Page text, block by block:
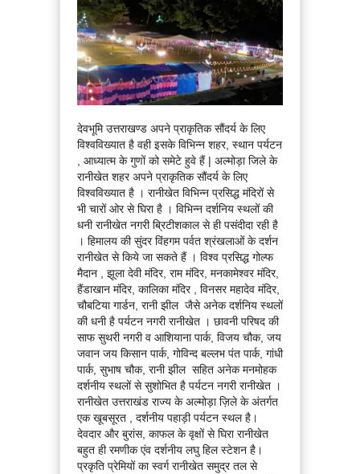
देवभूमि उत्तराखण्ड अपने प्राकृतिक सौंदर्य के लिए
विश्वविख्यात है वही इसके विभिन्न शहर, स्थान पर्यटन
, आध्यात्म के गुणों को समेटे हुवे हैं | अल्मोड़ा जिले के
रानीखेत शहर अपने प्राकृतिक सौंदर्य के लिए
विश्वविख्यात है । रानीखेत विभिन्न प्रसिद्ध मंदिरों से
भी चारों ओर से घिरा है । विभिन्न दर्शनिय स्थलों की
धनी रानीखेत नगरी ब्रिटीशकाल से ही पसंदीदा रही है
। हिमालय की सुंदर विंहगम पर्वत श्रंखलाओं के दर्शन
रानीखेत से किये जा सकते हैं । विश्व प्रसिद्ध गोल्फ
मैदान , झूला देवी मंदिर, राम मंदिर, मनकामेश्वर मंदिर,
हैंडाखान मंदिर, कालिका मंदिर , विनसर महादेव मंदिर,
चौबटिया गार्डन, रानी झील जैसे अनेक दर्शनिय स्थलों
की धनी है पर्यटन नगरी रानीखेत । छावनी परिषद की
साफ सुथरी नगरी व आशियाना पार्क, विजय चौक, जय
जवान जय किसान पार्क, गोविन्द बल्लभ पंत पार्क, गांधी
पार्क, सुभाष चौक, रानी झील सहित अनेक मनमोहक
दर्शनीय स्थलों से सुशोभित है पर्यटन नगरी रानीखेत ।
रानीखेत उत्तराखंड राज्य के अल्मोड़ा ज़िले के अंतर्गत
एक खूबसूरत , दर्शनीय पहाड़ी पर्यटन स्थल है।
देवदार और बुरांस, काफल के वृक्षों से घिरा रानीखेत
बहुत ही रमणीक एंव दर्शनीय लघु हिल स्टेशन है।
प्रकृति प्रेमियों का स्वर्ग रानीखेत समुद्र तल से